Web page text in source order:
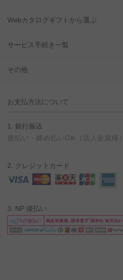
Webカタログギフトから選ぶ
サービス手続き一覧
その他
お支払方法について
1. 銀行振込
後払い・締め払いOK（法人会員様）
2. クレジットカード
3. NP 後払い